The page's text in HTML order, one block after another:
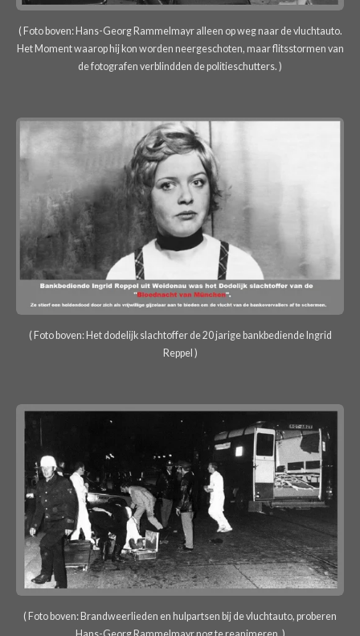
( Foto boven: Hans-Georg Rammelmayr alleen op weg naar de vluchtauto.
Het Moment waarop hij kon worden neergeschoten, maar flitsstormen van
de fotografen verblindden de politieschutters. )
( Foto boven: Het dodelijk slachtoffer de 20 jarige bankbediende Ingrid
Reppel )
( Foto boven: Brandweerlieden en hulpartsen bij de vluchtauto, proberen